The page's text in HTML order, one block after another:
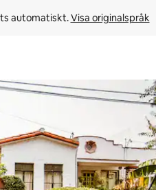
automatiskt. Visa originalspråk